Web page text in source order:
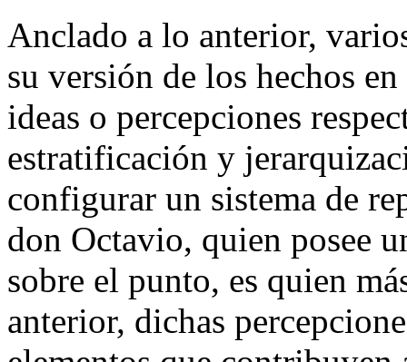
Anclado a lo anterior,
su versión de los hechos
ideas o percepciones
estratificación y
configurar un sistema de
don Octavio, quien posee
sobre el punto, es quien
anterior, dichas